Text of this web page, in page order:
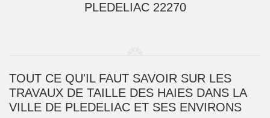
PLEDELIAC 22270
TOUT CE QU'IL FAUT SAVOIR SUR LES
TRAVAUX DE TAILLE DES HAIES DANS LA
VILLE DE PLEDELIAC ET SES ENVIRONS